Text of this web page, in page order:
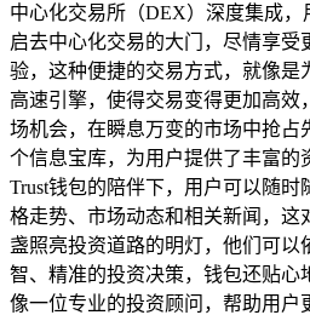
中心化交易所（DEX）深度集成
启去中心化交易的大门，尽情享受
验，这种便捷的交易方式，就像是
高速引擎，使得交易变得更加高效
场机会，在瞬息万变的市场中抢占
个信息宝库，为用户提供了丰富的
Trust钱包的陪伴下，用户可以随
格走势、市场动态和相关新闻，这
盏照亮投资道路的明灯，他们可以
智、精准的投资决策，钱包还贴心
像一位专业的投资顾问，帮助用户